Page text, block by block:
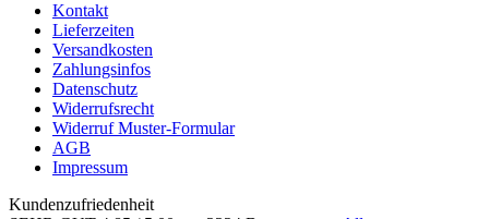
Kontakt
Lieferzeiten
Versandkosten
Zahlungsinfos
Datenschutz
Widerrufsrecht
Widerruf Muster-Formular
AGB
Impressum
Kundenzufriedenheit